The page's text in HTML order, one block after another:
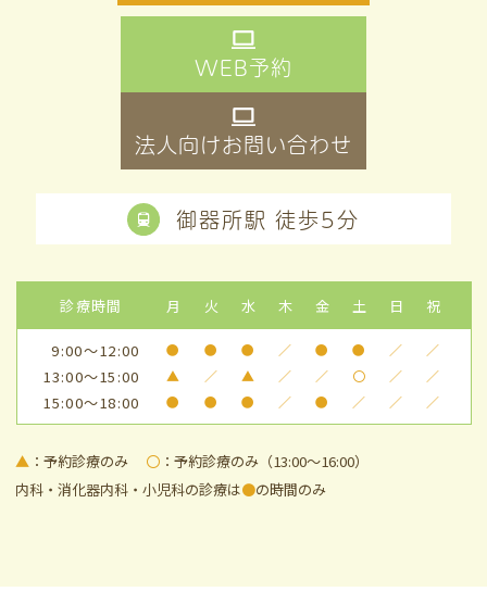
WEB予約
法人向けお問い合わせ
御器所駅 徒歩5分
診療時間 月 火 水 木 金 土 日 祝
9:00～12:00 ● ● ● ／ ● ● ／ ／
13:00～15:00 ▲ ／ ▲ ／ ／ 〇 ／ ／
15:00～18:00 ● ● ● ／ ● ／ ／ ／
▲ ：予約診療のみ 〇 ：予約診療のみ（13:00～16:00）
内科・消化器内科・小児科の診療は●の時間のみ